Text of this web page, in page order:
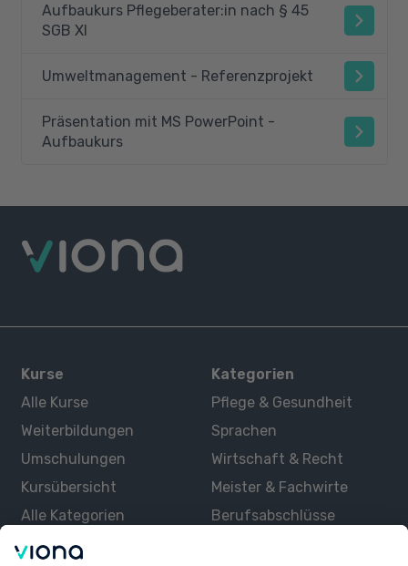
Aufbaukurs Pflegeberater:in nach § 45
SGB XI
Umweltmanagement - Referenzprojekt
Präsentation mit MS PowerPoint -
Aufbaukurs
Kurse
Alle Kurse
Weiterbildungen
Umschulungen
Kursübersicht
Alle Kategorien
Kategorien
Pflege & Gesundheit
Sprachen
Wirtschaft & Recht
Meister & Fachwirte
Berufsabschlüsse